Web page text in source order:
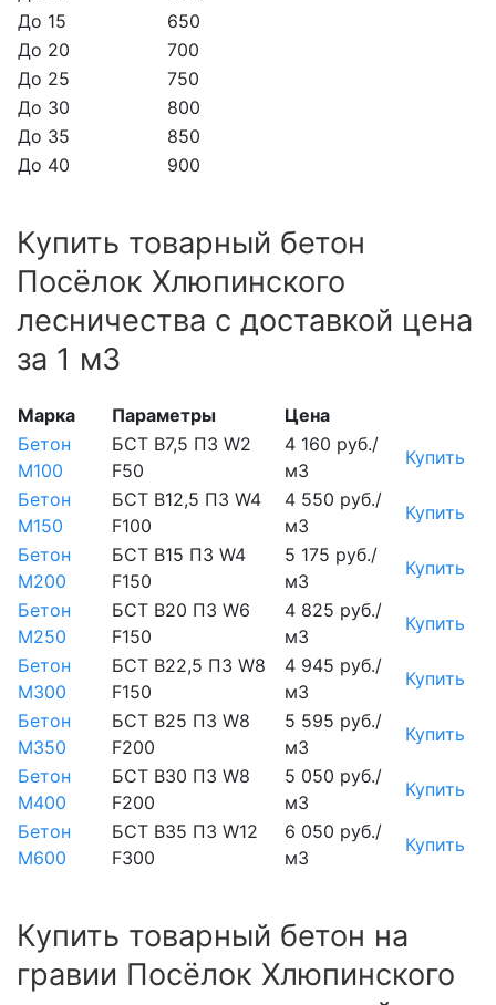
До 15
650
До 20
700
До 25
750
До 30
800
До 35
850
До 40
900
Купить товарный бетон
Посёлок Хлюпинского
лесничества с доставкой цена
за 1 м3
Марка Параметры
Цена
Бетон
М100
БСТ В7,5 П3 W2
F50
4 160 руб./
м3
Купить
Бетон
М150
БСТ В12,5 П3 W4
F100
4 550 руб./
м3
Купить
Бетон
М200
БСТ В15 П3 W4
F150
5 175 руб./
м3
Купить
Бетон
М250
БСТ В20 П3 W6
F150
4 825 руб./
м3
Купить
Бетон
М300
БСТ В22,5 П3 W8
F150
4 945 руб./
м3
Купить
Бетон
М350
БСТ В25 П3 W8
F200
5 595 руб./
м3
Купить
Бетон
М400
БСТ В30 П3 W8
F200
5 050 руб./
м3
Купить
Бетон
М600
БСТ В35 П3 W12
F300
6 050 руб./
м3
Купить
Купить товарный бетон на
гравии Посёлок Хлюпинского